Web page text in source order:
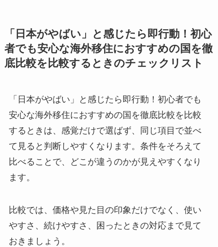
「日本がやばい」と感じたら即行動！初心
者でも安心な海外移住におすすめの国を徹
底比較を比較するときのチェックリスト
「日本がやばい」と感じたら即行動！初心者でも
安心な海外移住におすすめの国を徹底比較を比較
するときは、感覚だけで選ばず、同じ項目で並べ
て見ると判断しやすくなります。条件をそろえて
比べることで、どこが違うのかが見えやすくなり
ます。
比較では、価格や見た目の印象だけでなく、使い
やすさ、続けやすさ、困ったときの対応まで見て
おきましょう。